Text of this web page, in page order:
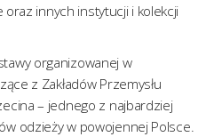
innych instytucji i kolekcji
organizowanej w
z Zakładów Przemysłu
– jednego z najbardziej
odzieży w powojennej Polsce.